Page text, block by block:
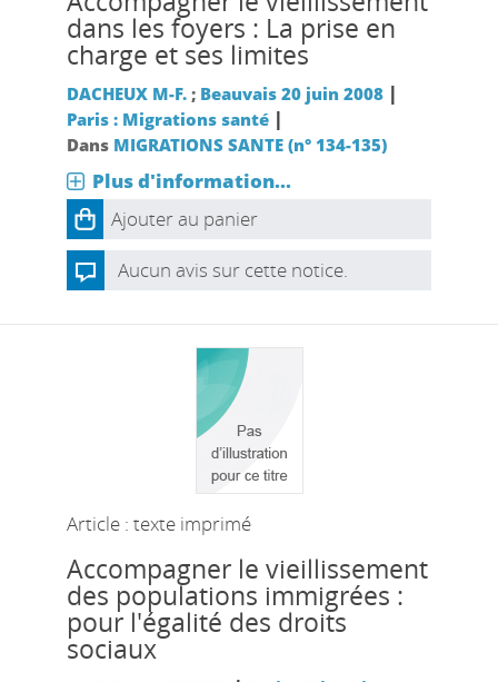
dans les foyers : La prise en
charge et ses limites
DACHEUX M-F.; Beauvais 20 juin 2008 |
Paris : Migrations santé|
Dans MIGRATIONS SANTE (n° 134-135)
Plus d'information...
Ajouter au panier
Aucun avis sur cette notice.
Article : texte imprimé
Accompagner le vieillissement
des populations immigrées :
pour l'égalité des droits
sociaux